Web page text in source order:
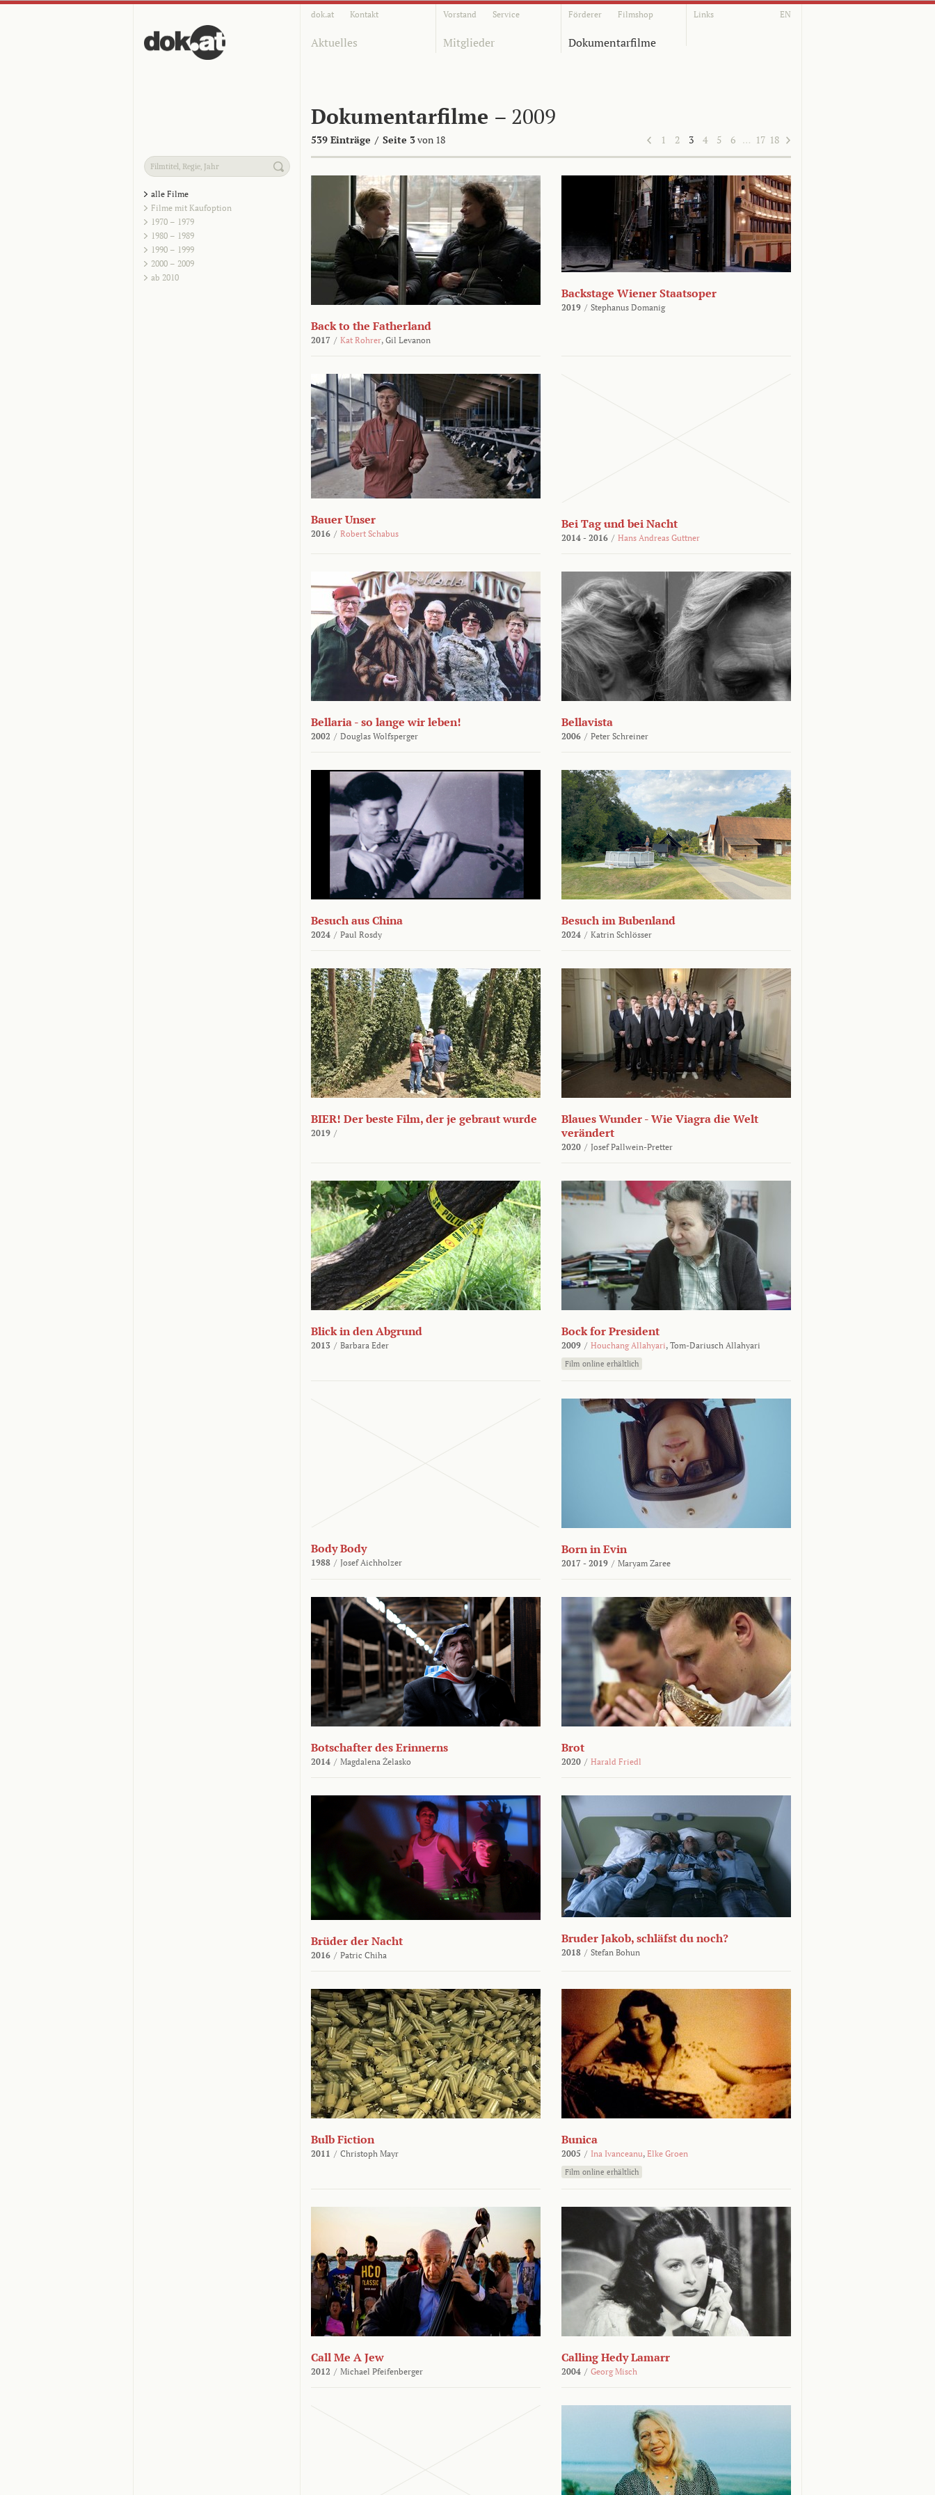
dok.at Kontakt Vorstand Service Förderer Filmshop Links EN
Aktuelles Mitglieder Dokumentarfilme
Dokumentarfilme – 2009
539 Einträge / Seite 3von 18 1 2 3 4 5 6 … 17 18
alle Filme
Filme mit Kaufoption
1970 – 1979
1980 – 1989
1990 – 1999
2000 – 2009
ab 2010
Back to the Fatherland
2017 / Kat Rohrer, Gil Levanon
Backstage Wiener Staatsoper
2019 / Stephanus Domanig
Bauer Unser
2016 / Robert Schabus
Bei Tag und bei Nacht
2014 - 2016 / Hans Andreas Guttner
Bellaria - so lange wir leben!
2002 / Douglas Wolfsperger
Bellavista
2006 / Peter Schreiner
Besuch aus China
2024 / Paul Rosdy
Besuch im Bubenland
2024 / Katrin Schlösser
BIER! Der beste Film, der je gebraut wurde
2019 /
Blaues Wunder - Wie Viagra die Welt
verändert
2020 / Josef Pallwein-Pretter
Blick in den Abgrund
2013 / Barbara Eder
Bock for President
2009 / Houchang Allahyari, Tom-Dariusch Allahyari
Film online erhältlich
Body Body
1988 / Josef Aichholzer
Born in Evin
2017 - 2019 / Maryam Zaree
Botschafter des Erinnerns
2014 / Magdalena Żelasko
Brot
2020 / Harald Friedl
Brüder der Nacht
2016 / Patric Chiha
Bruder Jakob, schläfst du noch?
2018 / Stefan Bohun
Bulb Fiction
2011 / Christoph Mayr
Bunica
2005 / Ina Ivanceanu, Elke Groen
Film online erhältlich
Call Me A Jew
2012 / Michael Pfeifenberger
Calling Hedy Lamarr
2004 / Georg Misch